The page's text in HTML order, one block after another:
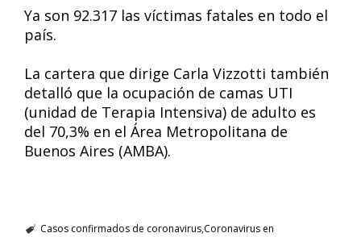
Ya son 92.317 las víctimas fatales en todo el
país.
La cartera que dirige Carla Vizzotti también
detalló que la ocupación de camas UTI
(unidad de Terapia Intensiva) de adulto es
del 70,3% en el Área Metropolitana de
Buenos Aires (AMBA).
Casos confirmados de coronavirusCoronavirus en